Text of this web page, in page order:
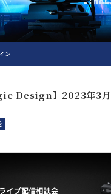
ン
Design】2023年3月